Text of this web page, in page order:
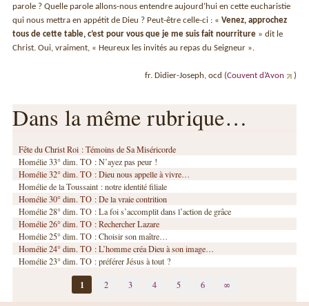
parole ? Quelle parole allons-nous entendre aujourd’hui en cette eucharistie
qui nous mettra en appétit de Dieu ? Peut-être celle-ci : «Venez, approchez
tous de cette table, c’est pour vous que je me suis fait nourriture » dit le
Christ. Oui, vraiment, « Heureux les invités au repas du Seigneur ».
fr. Didier-Joseph, ocd (Couvent d’Avon )
Dans la même rubrique…
Fête du Christ Roi : Témoins de Sa Miséricorde
Homélie 33° dim. TO : N’ayez pas peur !
Homélie 32° dim. TO : Dieu nous appelle à vivre…
Homélie de la Toussaint : notre identité filiale
Homélie 30° dim. TO : De la vraie contrition
Homélie 28° dim. TO : La foi s’accomplit dans l’action de grâce
Homélie 26° dim. TO : Rechercher Lazare
Homélie 25° dim. TO : Choisir son maître…
Homélie 24° dim. TO : L’homme créa Dieu à son image…
Homélie 23° dim. TO : préférer Jésus à tout ?
1 2 3 4 5 6 ∞